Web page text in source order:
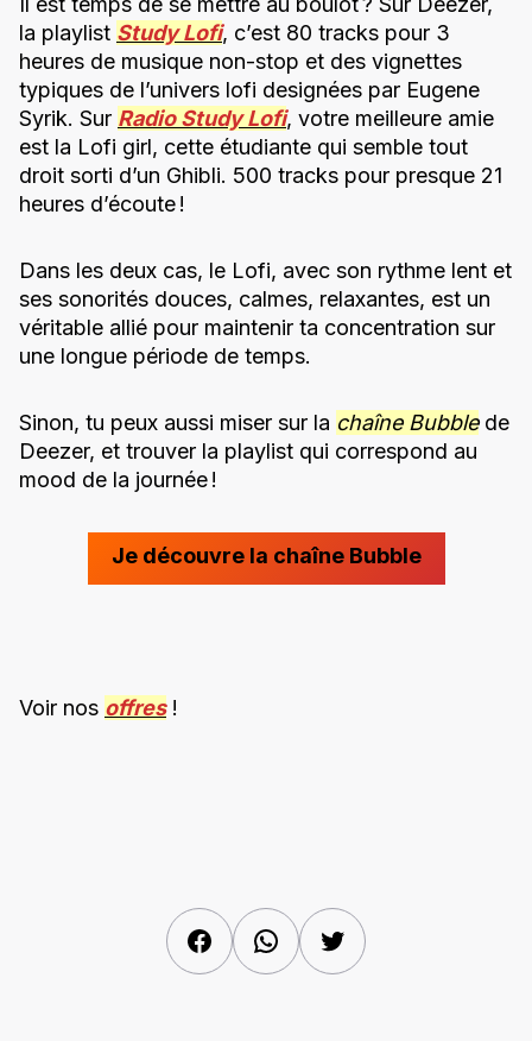
la playlist Study Lofi, c’est 80 tracks pour 3
heures de musique non-stop et des vignettes
typiques de l’univers lofi designées par Eugene
Syrik. Sur Radio Study Lofi, votre meilleure amie
est la Lofi girl, cette étudiante qui semble tout
droit sorti d’un Ghibli. 500 tracks pour presque 21
heures d’écoute !
Dans les deux cas, le Lofi, avec son rythme lent et
ses sonorités douces, calmes, relaxantes, est un
véritable allié pour maintenir ta concentration sur
une longue période de temps.
Sinon, tu peux aussi miser sur la chaîne Bubblede
Deezer, et trouver la playlist qui correspond au
mood de la journée !
Je découvre la chaîne Bubble
Voir nos offres!
FacebookWhatsAppTwitter